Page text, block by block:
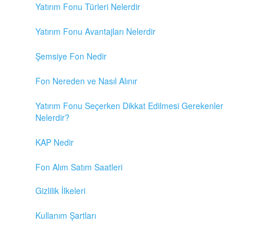
Yatırım Fonu Türleri Nelerdir
Yatırım Fonu Avantajları Nelerdir
Şemsiye Fon Nedir
Fon Nereden ve Nasıl Alınır
Yatırım Fonu Seçerken Dikkat Edilmesi Gerekenler
Nelerdir?
KAP Nedir
Fon Alım Satım Saatleri
Gizlilik İlkeleri
Kullanım Şartları